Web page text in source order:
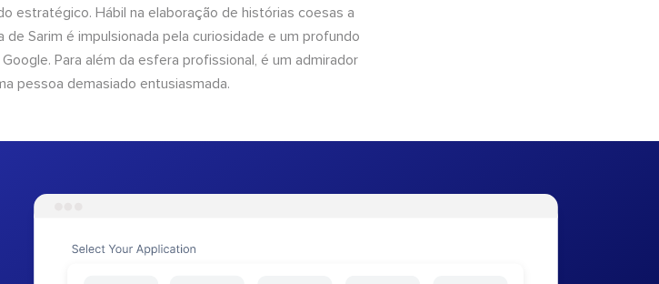
estratégico. Hábil na elaboração de histórias coesas a
Sarim é impulsionada pela curiosidade e um profundo
Para além da esfera profissional, é um admirador
pessoa demasiado entusiasmada.